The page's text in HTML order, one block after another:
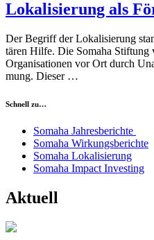
Lokalisierung als
Der Begriff der Loka­li­sie­rung
tä­ren Hilfe. Die Somaha Stif­tung
Orga­ni­sa­tio­nen vor Ort durch
mung. Die­ser …
Schnell zu…
Somaha Jah­res­be­richte
Somaha Wir­kungs­be­richte
Somaha Loka­li­sie­rung
Somaha Impact Inves­t­ing
Aktuell